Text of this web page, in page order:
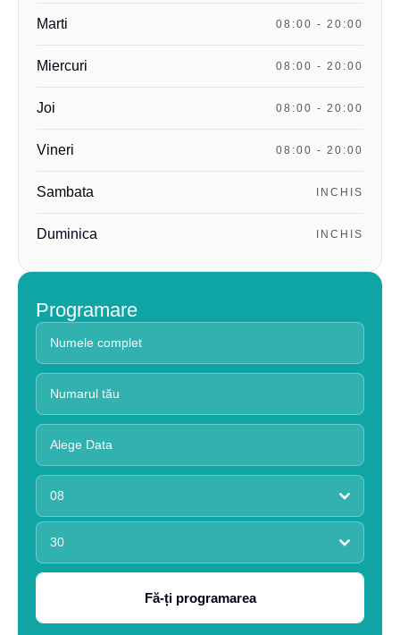
Marti 08:00 - 20:00
Miercuri 08:00 - 20:00
Joi 08:00 - 20:00
Vineri 08:00 - 20:00
Sambata INCHIS
Duminica INCHIS
Programare
08
30
Fă-ți programarea